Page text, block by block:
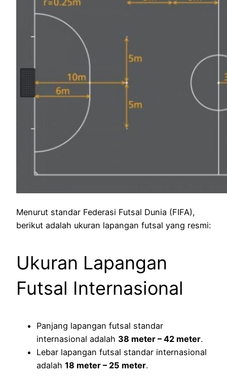
Menurut standar Federasi Futsal Dunia (FIFA),
berikut adalah ukuran lapangan futsal yang resmi:
Ukuran Lapangan
Futsal Internasional
Panjang lapangan futsal standar
internasional adalah 38 meter – 42 meter.
Lebar lapangan futsal standar internasional
adalah 18 meter – 25 meter.